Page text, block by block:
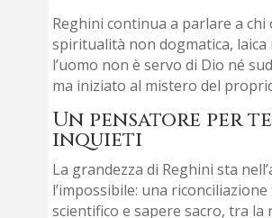
Reghini continua a parlare a chi
spiritualità non dogmatica, laica
l’uomo non è servo di Dio né
ma iniziato al mistero del
Un pensatore per
inquieti
La grandezza di Reghini sta
l’impossibile: una
scientifico e sapere sacro, tra la